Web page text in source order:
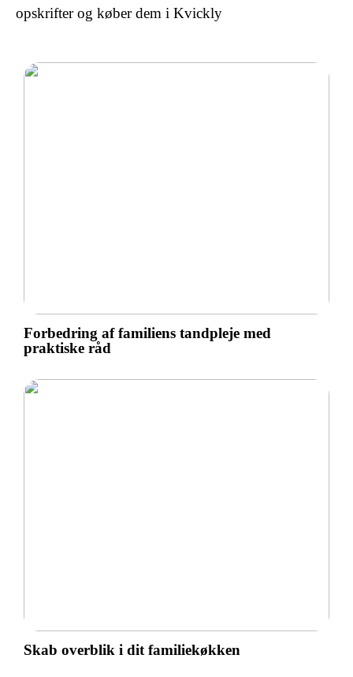
opskrifter og køber dem i Kvickly
Forbedring af familiens tandpleje med
praktiske råd
Skab overblik i dit familiekøkken